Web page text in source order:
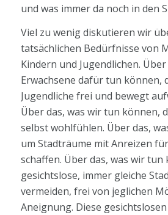
und was immer da noch in den
Viel zu wenig diskutieren wir
tatsächlichen Bedürfnisse von
Kindern und Jugendlichen.
Erwachsene dafür tun können,
Jugendliche frei und bewegt
Über das, was wir tun können,
selbst wohlfühlen. Über das,
um Stadträume mit Anreizen
schaffen. Über das, was wir tun
gesichtslose, immer gleiche
vermeiden, frei von jeglichen
Aneignung. Diese